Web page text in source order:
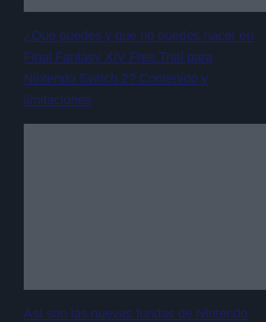
¿Qué puedes y qué no puedes hacer en
Final Fantasy XIV Free Trial para
Nintendo Switch 2? Contenido y
limitaciones
Así son las nuevas fundas de Nintendo